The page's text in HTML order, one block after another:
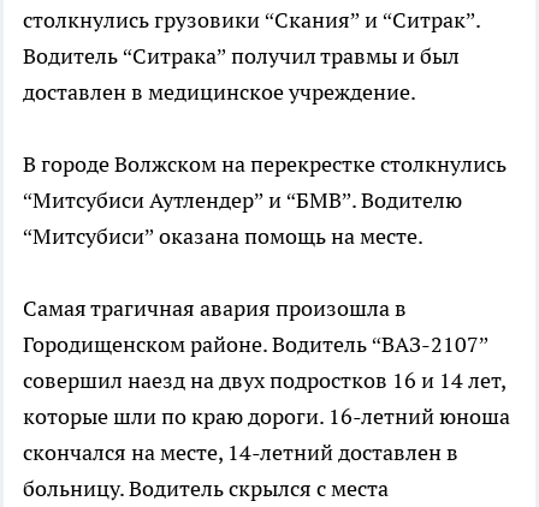
столкнулись грузовики “Скания” и “Ситрак”.
Водитель “Ситрака” получил травмы и был
доставлен в медицинское учреждение.
В городе Волжском на перекрестке столкнулись
“Митсубиси Аутлендер” и “БМВ”. Водителю
“Митсубиси” оказана помощь на месте.
Самая трагичная авария произошла в
Городищенском районе. Водитель “ВАЗ-2107”
совершил наезд на двух подростков 16 и 14 лет,
которые шли по краю дороги. 16-летний юноша
скончался на месте, 14-летний доставлен в
больницу. Водитель скрылся с места